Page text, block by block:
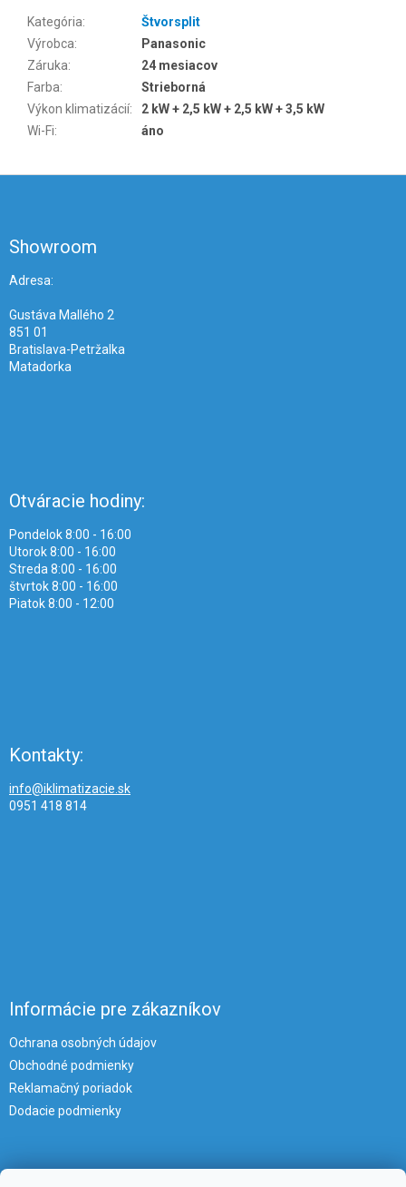
Kategória:
Štvorsplit
Výrobca:
Panasonic
Záruka:
24 mesiacov
Farba:
Strieborná
Výkon klimatizácií:
2 kW + 2,5 kW + 2,5 kW + 3,5 kW
Wi-Fi: áno
Showroom
Adresa:
Gustáva Mallého 2
851 01
Bratislava-Petržalka
Matadorka
Otváracie hodiny:
Pondelok 8:00 - 16:00
Utorok 8:00 - 16:00
Streda 8:00 - 16:00
štvrtok 8:00 - 16:00
Piatok 8:00 - 12:00
Kontakty:
info@iklimatizacie.sk
0951 418 814
Informácie pre zákazníkov
Ochrana osobných údajov
Obchodné podmienky
Reklamačný poriadok
Dodacie podmienky